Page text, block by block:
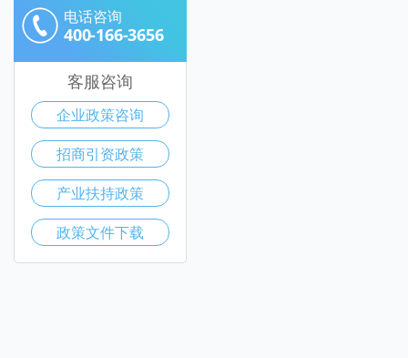
电话咨询
400-166-3656
客服咨询
企业政策咨询
招商引资政策
产业扶持政策
政策文件下载